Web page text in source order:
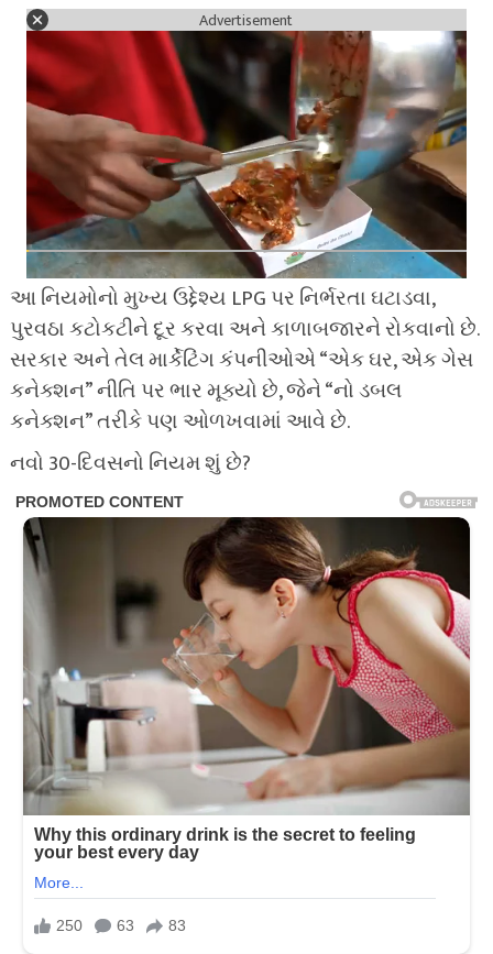
Advertisement
આ નિયમોનો મુખ્ય ઉદ્દેશ્ય LPG પર નિર્ભરતા ઘટાડવા,
પુરવઠા કટોકટીને દૂર કરવા અને કાળાબજારને રોકવાનો છે.
સરકાર અને તેલ માર્કેટિંગ કંપનીઓએ “એક ઘર, એક ગેસ
કનેક્શન” નીતિ પર ભાર મૂક્યો છે, જેને “નો ડબલ
કનેક્શન” તરીકે પણ ઓળખવામાં આવે છે.
નવો 30-દિવસનો નિયમ શું છે?